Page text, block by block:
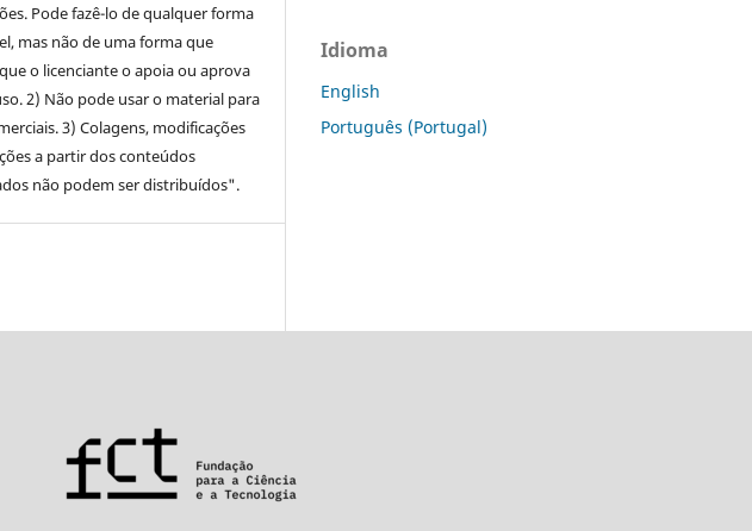
Pode fazê-lo de qualquer forma
mas não de uma forma que
o licenciante o apoia ou aprova
2) Não pode usar o material para
3) Colagens, modificações
a partir dos conteúdos
não podem ser distribuídos".
Idioma
English
Português (Portugal)